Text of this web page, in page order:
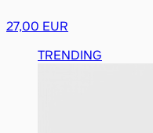
27,00 EUR
TRENDING